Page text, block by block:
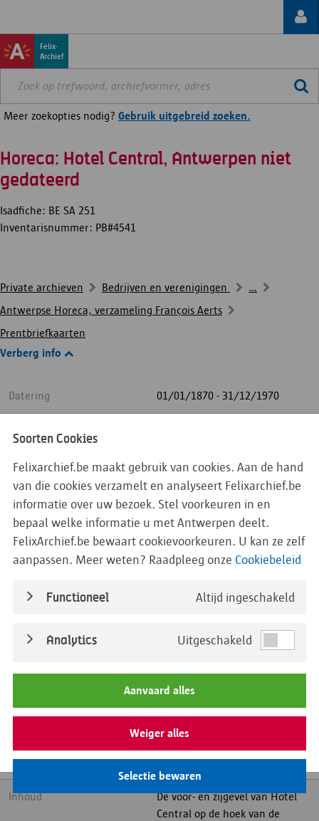
Felix-
Archief
Meer zoekopties nodig? Gebruik uitgebreid zoeken.
Horeca: Hotel Central, Antwerpen niet
gedateerd
Isadfiche: BE SA 251
Inventarisnummer: PB#4541
Private archieven Bedrijven en verenigingen
...
Antwerpse Horeca, verzameling François Aerts
Prentbriefkaarten
Verberg info
Datering 01/01/1870 - 31/12/1970
InventarisNr.
Titel Prentbriefkaarten
Actors Verzamelaar: Aerts, François
Titel
Horeca: Hotel Central,
Antwerpen niet gedateerd
Beleidsdomein
Inhoud
De voor- en zijgevel van Hotel
Central op de hoek van de
Soorten Cookies
Felixarchief.be maakt gebruik van cookies. Aan de hand
van die cookies verzamelt en analyseert Felixarchief.be
informatie over uw bezoek. Stel voorkeuren in en
bepaal welke informatie u met Antwerpen deelt.
FelixArchief.be bewaart cookievoorkeuren. U kan ze zelf
aanpassen. Meer weten? Raadpleeg onze Cookiebeleid
Functioneel Altijd ingeschakeld
Analytics Uitgeschakeld
Aanvaard alles
Weiger alles
Selectie bewaren